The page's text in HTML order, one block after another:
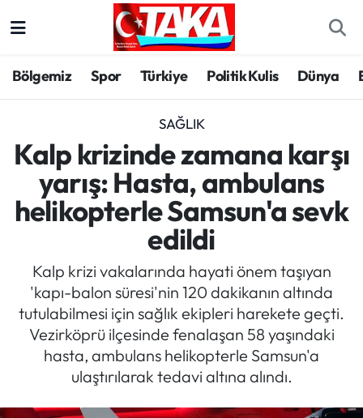
Bölgemiz Spor Türkiye Politik Kulis Dünya
SAĞLIK
Kalp krizinde zamana karşı
yarış: Hasta, ambulans
helikopterle Samsun'a sevk
edildi
Kalp krizi vakalarında hayati önem taşıyan
'kapı-balon süresi'nin 120 dakikanın altında
tutulabilmesi için sağlık ekipleri harekete geçti.
Vezirköprü ilçesinde fenalaşan 58 yaşındaki
hasta, ambulans helikopterle Samsun'a
ulaştırılarak tedavi altına alındı.
Spor
Türkiye
Kültür/Sanat
Politika
Politik Kulis
Dünya
Magazin
Mektup Galeri
Trabzon Hava Durumu
Trabzon Trafik Yoğunluk Haritası
Süper Lig Puan Durumu ve Fikstür
Tüm Manşetler
Son Dakika Haberleri
Haber Arşivi